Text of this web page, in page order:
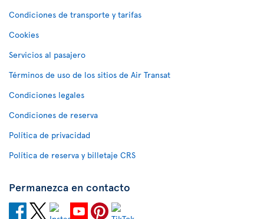
Condiciones de transporte y tarifas
Cookies
Servicios al pasajero
Términos de uso de los sitios de Air Transat
Condiciones legales
Condiciones de reserva
Política de privacidad
Política de reserva y billetaje CRS
Permanezca en contacto